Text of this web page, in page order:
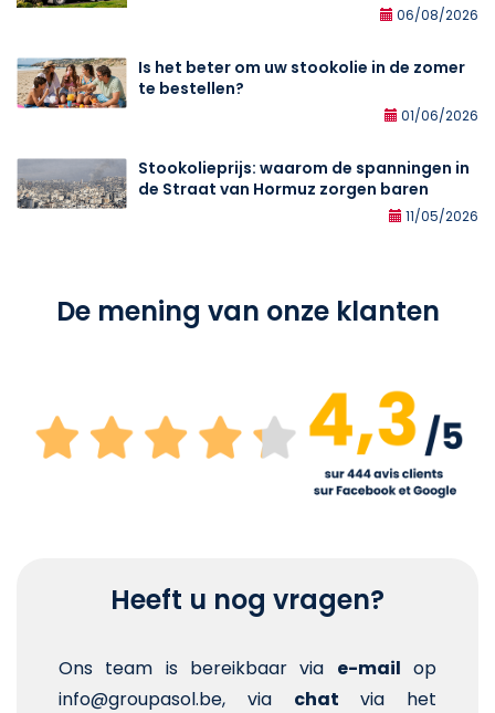
06/08/2026
Is het beter om uw stookolie in de zomer
te bestellen?
01/06/2026
Stookolieprijs: waarom de spanningen in
de Straat van Hormuz zorgen baren
11/05/2026
De mening van onze klanten
Heeft u nog vragen?
Ons team is bereikbaar via e-mail op
info@groupasol.be, via chat via het